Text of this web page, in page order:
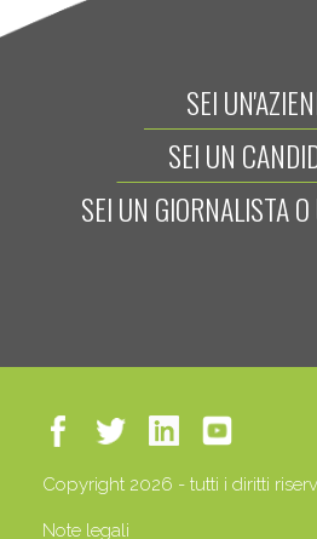
SEI
SEI UN
SEI UN GIORNALISTA
Copyright 2026 - tutti i diritti
Note legali